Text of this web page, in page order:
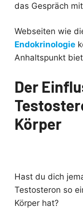
das Gespräch
Webseiten wie
Endokrinologie
Anhaltspunkt
Der
Körper
Hast du dich
Testosteron so
Körper hat?